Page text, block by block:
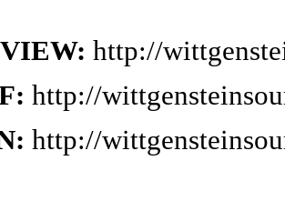
http://
http://
http://